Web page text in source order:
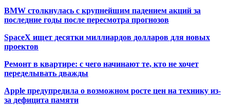
BMW столкнулась с крупнейшим падением акций за
последние годы после пересмотра прогнозов
SpaceX ищет десятки миллиардов долларов для новых
проектов
Ремонт в квартире: с чего начинают те, кто не хочет
переделывать дважды
Apple предупредила о возможном росте цен на технику из-
за дефицита памяти